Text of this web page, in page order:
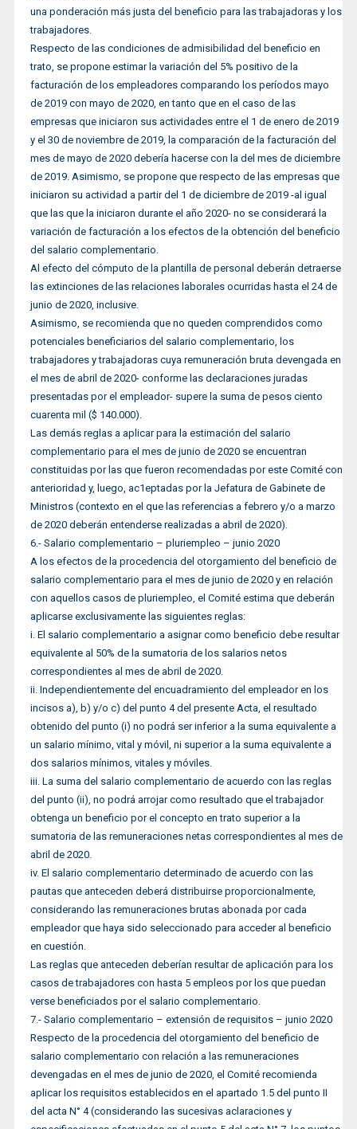
una ponderación más justa del beneficio para las trabajadoras y los
trabajadores.
Respecto de las condiciones de admisibilidad del beneficio en
trato, se propone estimar la variación del 5% positivo de la
facturación de los empleadores comparando los períodos mayo
de 2019 con mayo de 2020, en tanto que en el caso de las
empresas que iniciaron sus actividades entre el 1 de enero de 2019
y el 30 de noviembre de 2019, la comparación de la facturación del
mes de mayo de 2020 debería hacerse con la del mes de diciembre
de 2019. Asimismo, se propone que respecto de las empresas que
iniciaron su actividad a partir del 1 de diciembre de 2019 -al igual
que las que la iniciaron durante el año 2020- no se considerará la
variación de facturación a los efectos de la obtención del beneficio
del salario complementario.
Al efecto del cómputo de la plantilla de personal deberán detraerse
las extinciones de las relaciones laborales ocurridas hasta el 24 de
junio de 2020, inclusive.
Asimismo, se recomienda que no queden comprendidos como
potenciales beneficiarios del salario complementario, los
trabajadores y trabajadoras cuya remuneración bruta devengada en
el mes de abril de 2020- conforme las declaraciones juradas
presentadas por el empleador- supere la suma de pesos ciento
cuarenta mil ($ 140.000).
Las demás reglas a aplicar para la estimación del salario
complementario para el mes de junio de 2020 se encuentran
constituidas por las que fueron recomendadas por este Comité con
anterioridad y, luego, ac1eptadas por la Jefatura de Gabinete de
Ministros (contexto en el que las referencias a febrero y/o a marzo
de 2020 deberán entenderse realizadas a abril de 2020).
6.- Salario complementario – pluriempleo – junio 2020
A los efectos de la procedencia del otorgamiento del beneficio de
salario complementario para el mes de junio de 2020 y en relación
con aquellos casos de pluriempleo, el Comité estima que deberán
aplicarse exclusivamente las siguientes reglas:
i. El salario complementario a asignar como beneficio debe resultar
equivalente al 50% de la sumatoria de los salarios netos
correspondientes al mes de abril de 2020.
ii. Independientemente del encuadramiento del empleador en los
incisos a), b) y/o c) del punto 4 del presente Acta, el resultado
obtenido del punto (i) no podrá ser inferior a la suma equivalente a
un salario mínimo, vital y móvil, ni superior a la suma equivalente a
dos salarios mínimos, vitales y móviles.
iii. La suma del salario complementario de acuerdo con las reglas
del punto (ii), no podrá arrojar como resultado que el trabajador
obtenga un beneficio por el concepto en trato superior a la
sumatoria de las remuneraciones netas correspondientes al mes de
abril de 2020.
iv. El salario complementario determinado de acuerdo con las
pautas que anteceden deberá distribuirse proporcionalmente,
considerando las remuneraciones brutas abonada por cada
empleador que haya sido seleccionado para acceder al beneficio
en cuestión.
Las reglas que anteceden deberían resultar de aplicación para los
casos de trabajadores con hasta 5 empleos por los que puedan
verse beneficiados por el salario complementario.
7.- Salario complementario – extensión de requisitos – junio 2020
Respecto de la procedencia del otorgamiento del beneficio de
salario complementario con relación a las remuneraciones
devengadas en el mes de junio de 2020, el Comité recomienda
aplicar los requisitos establecidos en el apartado 1.5 del punto II
del acta N° 4 (considerando las sucesivas aclaraciones y